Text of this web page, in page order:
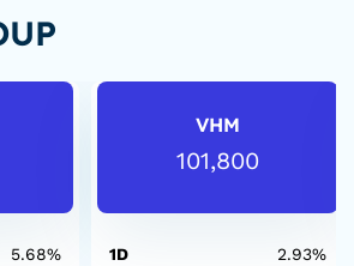
5.68%
VHM
101,800
1D
2.93%